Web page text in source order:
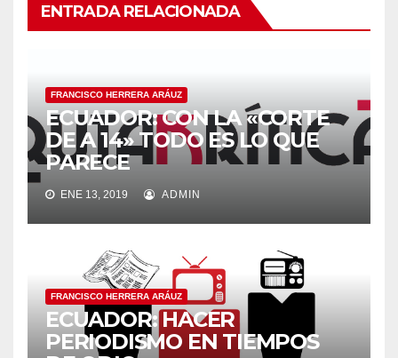
ENTRADA RELACIONADA
FRANCISCO HERRERA ARÁUZ
ECUADOR: CON LA «CORTE
DE A 14» TODO ES LO QUE
PARECE
ENE 13, 2019 ADMIN
FRANCISCO HERRERA ARÁUZ
ECUADOR: HACER
PERIODISMO EN TIEMPOS